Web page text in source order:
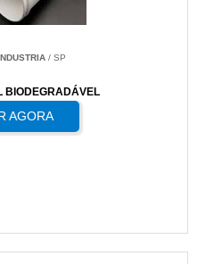
/ SP
BIODEGRADÁVEL
AGORA